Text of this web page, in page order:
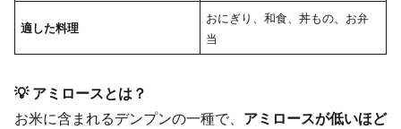
適した料理
おにぎり、和食、丼もの、お弁
当
💡 アミロースとは？
お米に含まれるデンプンの一種で、 アミロースが低いほど